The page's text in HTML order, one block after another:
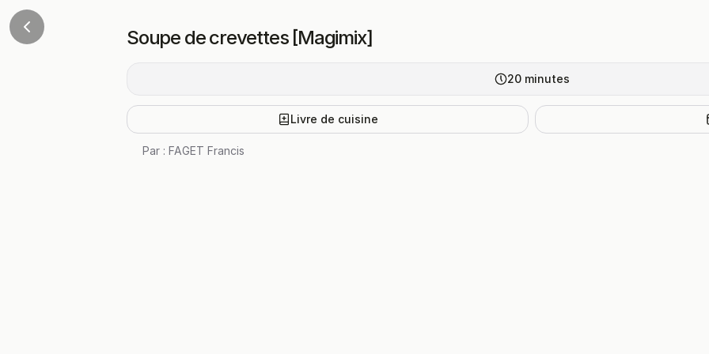
Soupe de crevettes [Magimix]
20 minutes
Livre de cuisine
Par : FAGET Francis